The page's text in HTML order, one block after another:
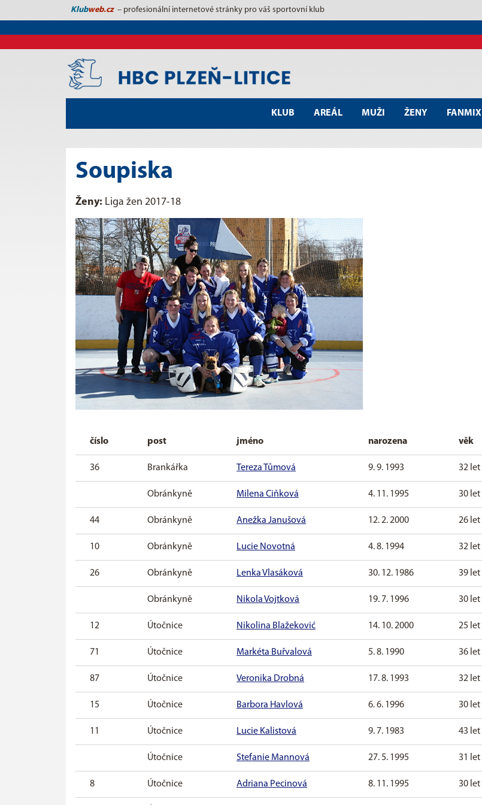
Klubweb.cz – profesionální internetové stránky pro váš sportovní klub
KLUB AREÁL MUŽI ŽENY FANMIX
Soupiska
Ženy: Liga žen 2017-18
číslo post jméno narozena věk
36 Brankářka Tereza Tůmová 9. 9. 1993 32 let
Obránkyně Milena Ciňková 4. 11. 1995 30 let
44 Obránkyně Anežka Janušová 12. 2. 2000 26 let
10 Obránkyně Lucie Novotná 4. 8. 1994 32 let
26 Obránkyně Lenka Vlasáková 30. 12. 1986 39 let
Obránkyně Nikola Vojtková 19. 7. 1996 30 let
12 Útočnice Nikolina Blažeković 14. 10. 2000 25 let
71 Útočnice Markéta Buřvalová 5. 8. 1990 36 let
87 Útočnice Veronika Drobná 17. 8. 1993 32 let
15 Útočnice Barbora Havlová 6. 6. 1996 30 let
11 Útočnice Lucie Kalistová 9. 7. 1983 43 let
Útočnice Stefanie Mannová 27. 5. 1995 31 let
8 Útočnice Adriana Pecinová 8. 11. 1995 30 let